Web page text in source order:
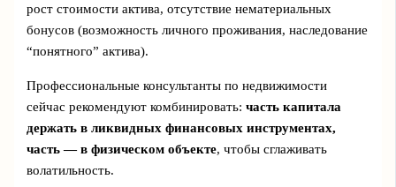
рост стоимости актива, отсутствие нематериальных
бонусов (возможность личного проживания, наследование
“понятного” актива).
Профессиональные консультанты по недвижимости
сейчас рекомендуют комбинировать:часть капитала
держать в ликвидных финансовых инструментах,
часть — в физическом объекте, чтобы сглаживать
волатильность.